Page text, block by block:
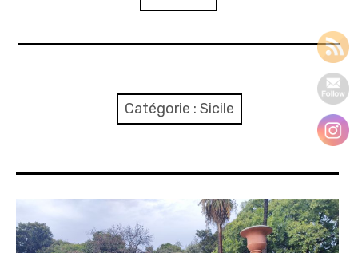
L’auto
Catégorie : Sicile